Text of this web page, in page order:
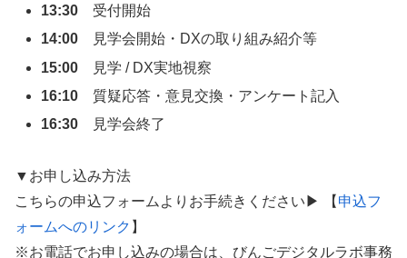
13:30 受付開始
14:00 見学会開始・DXの取り組み紹介等
15:00 見学 / DX実地視察
16:10 質疑応答・意見交換・アンケート記入
16:30 見学会終了
▼お申し込み方法
こちらの申込フォームよりお手続きください▶ 【 申込フ
ォームへのリンク 】
※お電話でお申し込みの場合は、びんごデジタルラボ事務